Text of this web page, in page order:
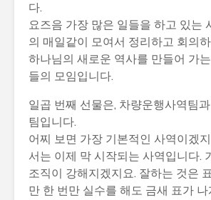
다.
요즈음 가장 많은 일들을 하고 있는
의 매일같이 모여서 정리하고 회의
하나님의 새로운 역사를 만들어 가
들의 모임입니다.
일곱 번째 선물은, 차량운행사역팀
팀입니다.
어찌 보면 가장 기본적인 사역이겠
서는 이제 막 시작되는 사역입니다.
조직이 강해지겠지요. 잘하는 것은
만 한 번만 실수를 해도 금새 표가